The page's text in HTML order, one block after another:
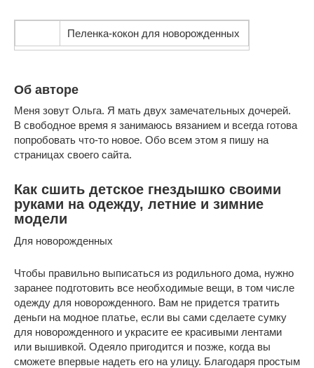
Пеленка-кокон для новорожденных
Об авторе
Меня зовут Ольга. Я мать двух замечательных дочерей.
В свободное время я занимаюсь вязанием и всегда готова
попробовать что-то новое. Обо всем этом я пишу на
страницах своего сайта.
Как сшить детское гнездышко своими
руками на одежду, летние и зимние
модели
Для новорожденных
Чтобы правильно выписаться из родильного дома, нужно
заранее подготовить все необходимые вещи, в том числе
одежду для новорожденного. Вам не придется тратить
деньги на модное платье, если вы сами сделаете сумку
для новорожденного и украсите ее красивыми лентами
или вышивкой. Одеяло пригодится и позже, когда вы
сможете впервые надеть его на улицу. Благодаря простым